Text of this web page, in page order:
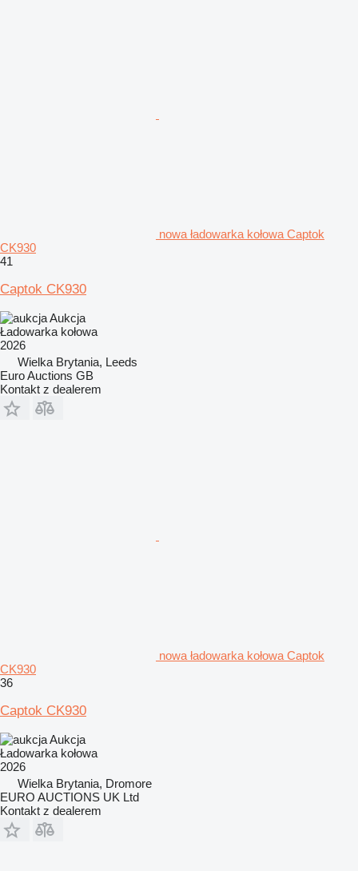
nowa ładowarka kołowa Captok
CK930
41
Captok CK930
Aukcja
Ładowarka kołowa
2026
Wielka Brytania, Leeds
Euro Auctions GB
Kontakt z dealerem
nowa ładowarka kołowa Captok
CK930
36
Captok CK930
Aukcja
Ładowarka kołowa
2026
Wielka Brytania, Dromore
EURO AUCTIONS UK Ltd
Kontakt z dealerem